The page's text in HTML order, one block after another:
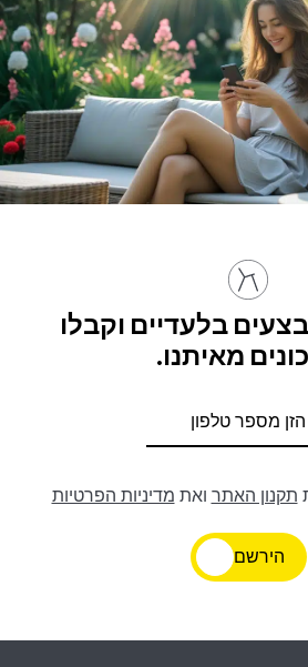
בלעדיים וקבלו
מאיתנו.
תקנון האתר ואת מדיניות הפרטיות
הירשם